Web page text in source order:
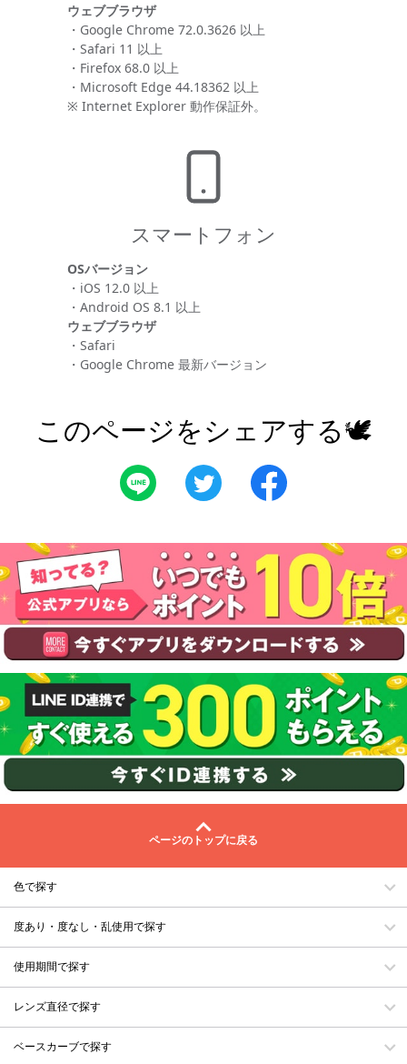
ウェブブラウザ
・Google Chrome 72.0.3626 以上
・Safari 11 以上
・Firefox 68.0 以上
・Microsoft Edge 44.18362 以上
※ Internet Explorer 動作保証外。
スマートフォン
OSバージョン
・iOS 12.0 以上
・Android OS 8.1 以上
ウェブブラウザ
・Safari
・Google Chrome 最新バージョン
このページをシェアする🕊
ページのトップに戻る
色で探す
度あり・度なし・乱使用で探す
使用期間で探す
レンズ直径で探す
ベースカーブで探す